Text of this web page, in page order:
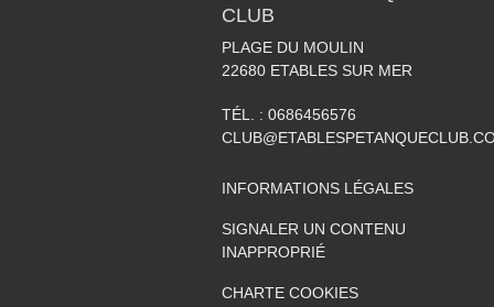
CLUB
PLAGE DU MOULIN
22680 ETABLES SUR MER
TÉL. : 0686456576
INFORMATIONS LÉGALES
SIGNALER UN CONTENU
INAPPROPRIÉ
CHARTE COOKIES